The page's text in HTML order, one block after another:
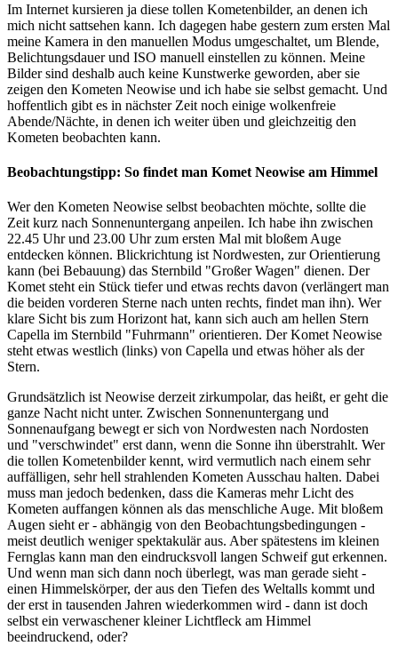
Im Internet kursieren ja diese tollen Kometenbilder, an denen ich
mich nicht sattsehen kann. Ich dagegen habe gestern zum ersten Mal
meine Kamera in den manuellen Modus umgeschaltet, um Blende,
Belichtungsdauer und ISO manuell einstellen zu können. Meine
Bilder sind deshalb auch keine Kunstwerke geworden, aber sie
zeigen den Kometen Neowise und ich habe sie selbst gemacht. Und
hoffentlich gibt es in nächster Zeit noch einige wolkenfreie
Abende/Nächte, in denen ich weiter üben und gleichzeitig den
Kometen beobachten kann.
Beobachtungstipp: So findet man Komet Neowise am Himmel
Wer den Kometen Neowise selbst beobachten möchte, sollte die
Zeit kurz nach Sonnenuntergang anpeilen. Ich habe ihn zwischen
22.45 Uhr und 23.00 Uhr zum ersten Mal mit bloßem Auge
entdecken können. Blickrichtung ist Nordwesten, zur Orientierung
kann (bei Bebauung) das Sternbild "Großer Wagen" dienen. Der
Komet steht ein Stück tiefer und etwas rechts davon (verlängert man
die beiden vorderen Sterne nach unten rechts, findet man ihn). Wer
klare Sicht bis zum Horizont hat, kann sich auch am hellen Stern
Capella im Sternbild "Fuhrmann" orientieren. Der Komet Neowise
steht etwas westlich (links) von Capella und etwas höher als der
Stern.
Grundsätzlich ist Neowise derzeit zirkumpolar, das heißt, er geht die
ganze Nacht nicht unter. Zwischen Sonnenuntergang und
Sonnenaufgang bewegt er sich von Nordwesten nach Nordosten
und "verschwindet" erst dann, wenn die Sonne ihn überstrahlt. Wer
die tollen Kometenbilder kennt, wird vermutlich nach einem sehr
auffälligen, sehr hell strahlenden Kometen Ausschau halten. Dabei
muss man jedoch bedenken, dass die Kameras mehr Licht des
Kometen auffangen können als das menschliche Auge. Mit bloßem
Augen sieht er - abhängig von den Beobachtungsbedingungen -
meist deutlich weniger spektakulär aus. Aber spätestens im kleinen
Fernglas kann man den eindrucksvoll langen Schweif gut erkennen.
Und wenn man sich dann noch überlegt, was man gerade sieht -
einen Himmelskörper, der aus den Tiefen des Weltalls kommt und
der erst in tausenden Jahren wiederkommen wird - dann ist doch
selbst ein verwaschener kleiner Lichtfleck am Himmel
beeindruckend, oder?